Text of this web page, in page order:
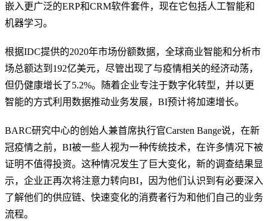
嵌入更广泛的ERP和CRM软件套件，现在它包括人工智能和
机器学习。
根据IDC提供的2020年市场份额数据，全球商业智能和分析市
场总额达到192亿美元，尽管出现了与疫情相关的经济动荡，
但仍健康增长了5.2%。随着企业专注于数字化转型，并以更
智能的方式利用数据推动业务发展，BI预计将加速增长。
BARC研究中心的创始人兼首席执行官Carsten Bange说，在新
冠疫情之前，BI被一些人视为一种传统技术，在许多情况下被
证明不值得投资。这种情况发生了巨大变化，新的调查结果显
示，企业正再次将注意力转向BI，因为他们认识到有必要深入
了解他们的供应链、快速变化的消费者行为和他们自己的业务
流程。